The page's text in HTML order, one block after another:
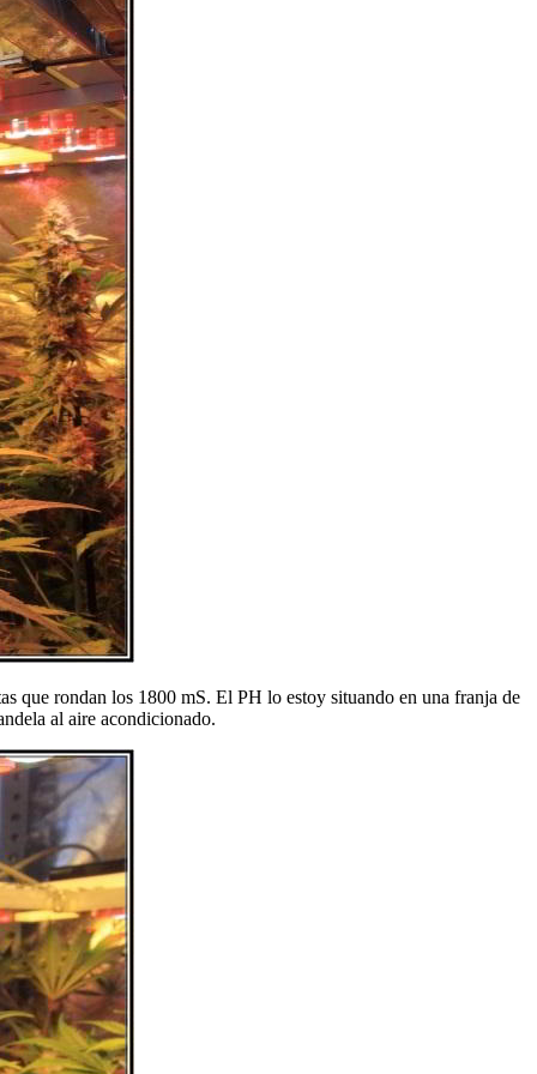
que rondan los 1800 mS. El PH lo estoy situando en una franja de
al aire acondicionado.